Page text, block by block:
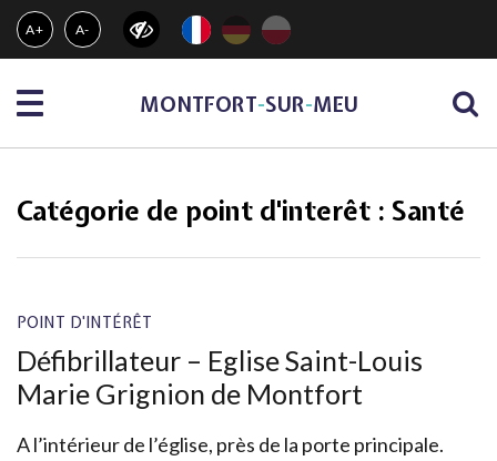
Gestion des traceurs
A+ A-
Menu MONTFORT-SUR-MEU
Catégorie de point d'interêt : Santé
POINT D'INTÉRÊT
Défibrillateur – Eglise Saint-Louis
Marie Grignion de Montfort
A l’intérieur de l’église, près de la porte principale.